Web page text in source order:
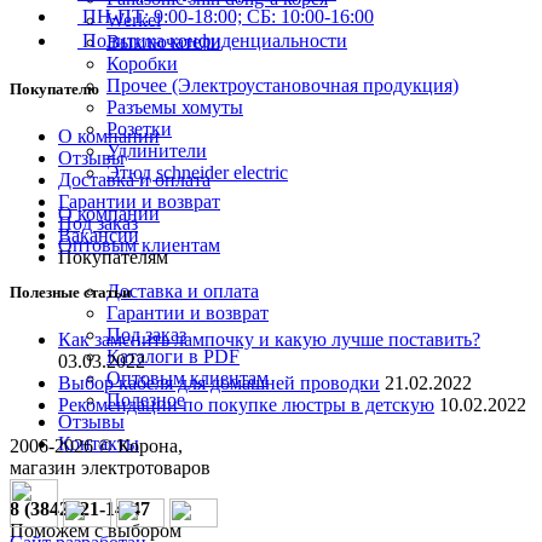
Werkel
Выключатели
Коробки
Прочее (Электроустановочная продукция)
Разъемы хомуты
Розетки
Удлинители
Этюд schneider electric
О компании
Вакансии
Покупателям
Доставка и оплата
Гарантии и возврат
Под заказ
Каталоги в PDF
Оптовым клиентам
Полезное
Отзывы
Контакты
8 (3842) 21-14-47
Поможем с выбором
ПН-ПТ: 9:00-18:00; СБ: 10:00-16:00
Политика конфиденциальности
Покупателю
О компании
Отзывы
Доставка и оплата
Гарантии и возврат
Под заказ
Оптовым клиентам
Полезные статьи
Как заменить лампочку и какую лучше поставить?
03.03.2022
Выбор кабеля для домашней проводки 21.02.2022
Рекомендации по покупке люстры в детскую 10.02.2022
2006-2026© Корона,
магазин электротоваров